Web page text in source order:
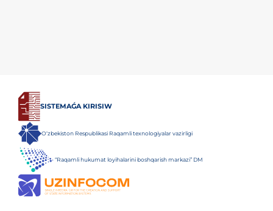
SISTEMAǴA KIRISIW
O‘zbekiston Respublikasi Raqamli texnologiyalar vazirligi
“Raqamli hukumat loyihalarini boshqarish markazi” DM